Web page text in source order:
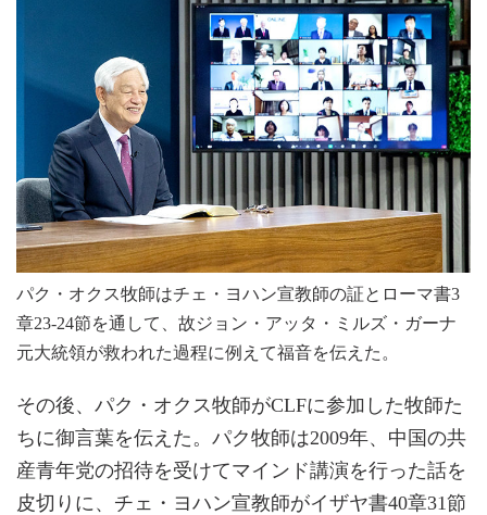
パク・オクス牧師はチェ・ヨハン宣教師の証とローマ書3
章23-24節を通して、故ジョン・アッタ・ミルズ・ガーナ
元大統領が救われた過程に例えて福音を伝えた。
その後、パク・オクス牧師がCLFに参加した牧師た
ちに御言葉を伝えた。パク牧師は2009年、中国の共
産青年党の招待を受けてマインド講演を行った話を
皮切りに、チェ・ヨハン宣教師がイザヤ書40章31節